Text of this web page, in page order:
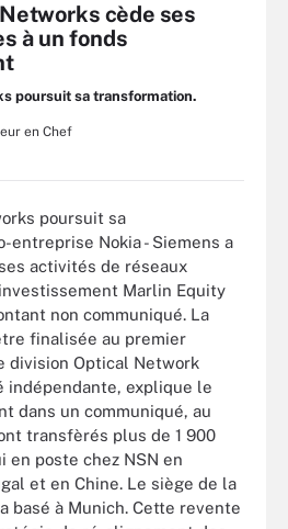
cède ses
à un fonds
poursuit sa transformation.
en Chef
poursuit sa
entreprise Nokia - Siemens a
activités de réseaux
Marlin Equity
non communiqué. La
finalisée au premier
division Optical Network
indépendante, explique le
dans un communiqué, au
transfèrés plus de 1 900
en poste chez NSN en
et en Chine. Le siège de la
basé à Munich. Cette revente